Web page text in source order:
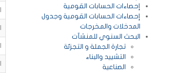
إحصاءات الحسابات القومية
إحصاءات الحسابات القومية وجدول
المدخلات والمخرجات
البحث السنوي للمنشآت
تجارة الجملة و التجزئة
التشييد والبناء
الصناعية